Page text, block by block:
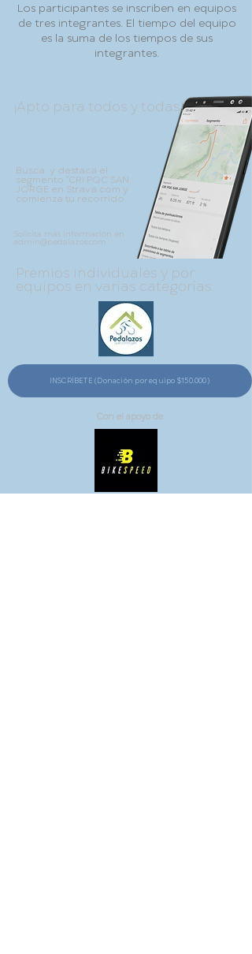
Los participantes se inscriben en equipos
de tres integrantes. El tiempo del equipo
es la suma de los tiempos de sus
integrantes.
Solicita más información en
admin@pedalazos.com
Busca y destaca el
segmento "CRI PQC SAN
JORGE en Strava.com y
comienza tu recorrido.
¡Apto para todos y todas!
Premios individuales y por
equipos en varias categorías.
INSCRÍBETE (Donación por equipo $150.000)
Con el apoyo de